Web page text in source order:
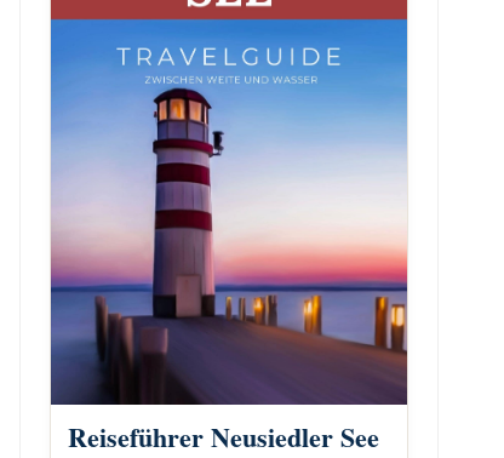
Reiseführer Neusiedler See